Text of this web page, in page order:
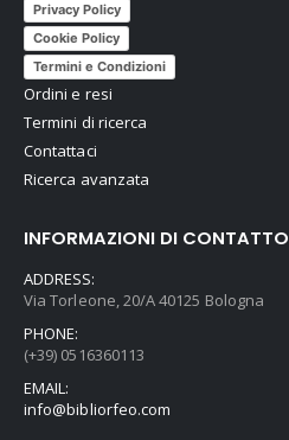
Privacy Policy
Cookie Policy
Termini e Condizioni
Ordini e resi
Termini di ricerca
Contattaci
Ricerca avanzata
INFORMAZIONI DI CONTATTO
ADDRESS:
Via Torleone, 20/A 40125 Bologna
PHONE:
(+39) 0516360113
EMAIL:
info@bibliorfeo.com